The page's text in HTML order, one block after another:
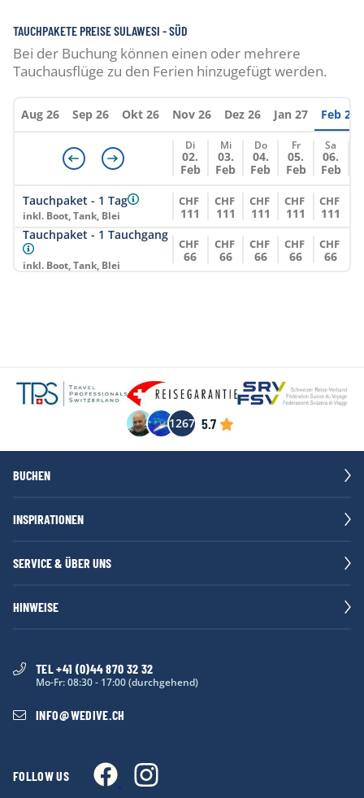
Zurich (ZRH) CHF
2740
CHF
2872
CHF
2739
CHF
2872
TAUCHPAKETE PREISE SULAWESI - SÜD
Bei der Buchung können einen oder mehrere
Tauchausflüge zu den Ferien hinzugefügt werden.
Aug 26 Sep 26 Okt 26 Nov 26 Dez 26 Jan 27 Feb 27
Di
02.
Feb
Mi
03.
Feb
Do
04.
Feb
Fr
05.
Feb
Sa
06.
Feb
Tauchpaket - 1 Tag
inkl. Boot, Tank, Blei
CHF
111
CHF
111
CHF
111
CHF
111
CHF
111
Tauchpaket - 1 Tauchgang
inkl. Boot, Tank, Blei
CHF
66
CHF
66
CHF
66
CHF
66
CHF
66
1267 5.7
BUCHEN
INSPIRATIONEN
SERVICE & ÜBER UNS
HINWEISE
TEL +41 (0)44 870 32 32
Mo-Fr: 08:30 - 17:00 (durchgehend)
INFO@WEDIVE.CH
FOLLOW US